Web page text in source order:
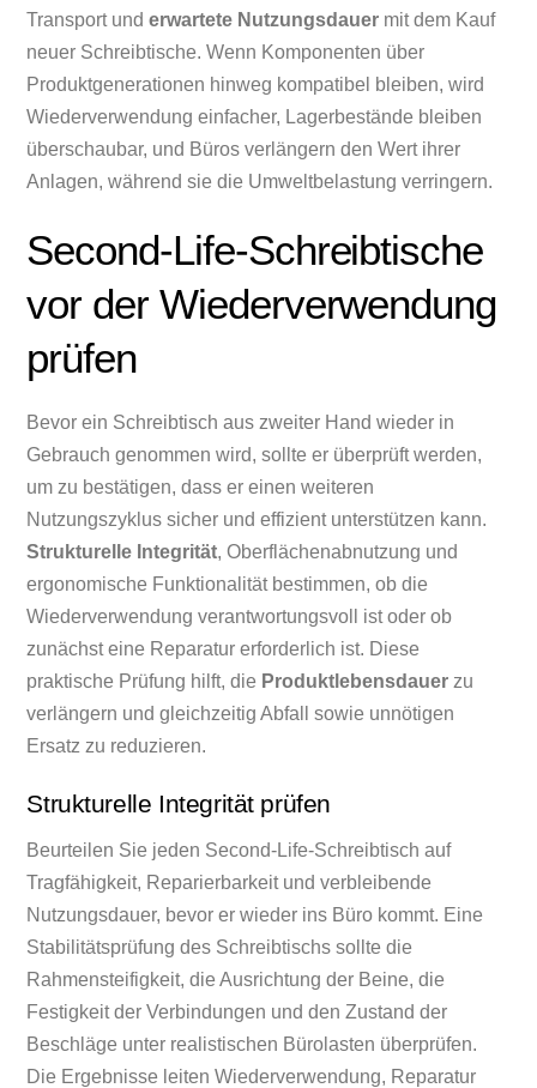
Transport underwartete Nutzungsdauer mit dem Kauf
neuer Schreibtische. Wenn Komponenten über
Produktgenerationen hinweg kompatibel bleiben, wird
Wiederverwendung einfacher, Lagerbestände bleiben
überschaubar, und Büros verlängern den Wert ihrer
Anlagen, während sie die Umweltbelastung verringern.
Second-Life-Schreibtische
vor der Wiederverwendung
prüfen
Bevor ein Schreibtisch aus zweiter Hand wieder in
Gebrauch genommen wird, sollte er überprüft werden,
um zu bestätigen, dass er einen weiteren
Nutzungszyklus sicher und effizient unterstützen kann.
Strukturelle Integrität, Oberflächenabnutzung und
ergonomische Funktionalität bestimmen, ob die
Wiederverwendung verantwortungsvoll ist oder ob
zunächst eine Reparatur erforderlich ist. Diese
praktische Prüfung hilft, die Produktlebensdauer zu
verlängern und gleichzeitig Abfall sowie unnötigen
Ersatz zu reduzieren.
Strukturelle Integrität prüfen
Beurteilen Sie jeden Second-Life-Schreibtisch auf
Tragfähigkeit, Reparierbarkeit und verbleibende
Nutzungsdauer, bevor er wieder ins Büro kommt. Eine
Stabilitätsprüfung des Schreibtischs sollte die
Rahmensteifigkeit, die Ausrichtung der Beine, die
Festigkeit der Verbindungen und den Zustand der
Beschläge unter realistischen Bürolasten überprüfen.
Die Ergebnisse leiten Wiederverwendung, Reparatur